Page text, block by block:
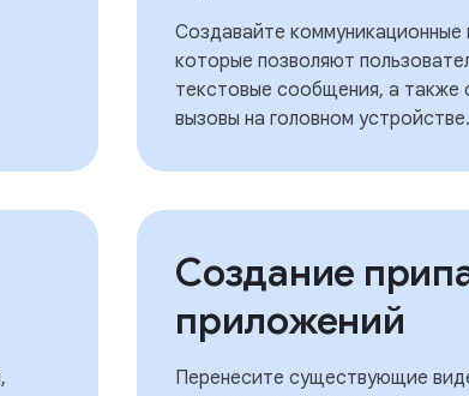
Создавайте
которые позволяют
текстовые сообщения, а также
вызовы на головном устройстве.
Создание
приложений
Перенесите существующие